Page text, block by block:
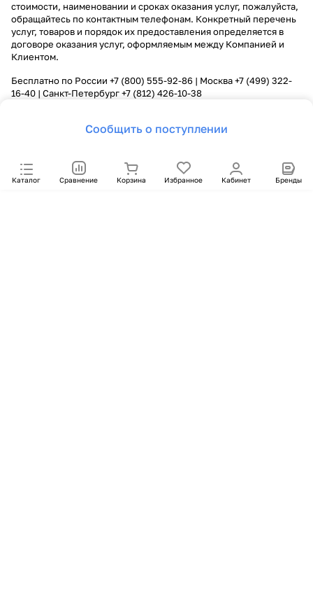
Сообщить о поступлении
Каталог Сравнение Корзина Избранное Кабинет Бренды
стоимости, наименовании и сроках оказания услуг, пожалуйста,
обращайтесь по контактным телефонам. Конкретный перечень
услуг, товаров и порядок их предоставления определяется в
договоре оказания услуг, оформляемым между Компанией и
Клиентом.
Бесплатно по России +7 (800) 555-92-86 | Москва+7 (499) 322-
16-40 | Санкт-Петербург+7 (812) 426-10-38